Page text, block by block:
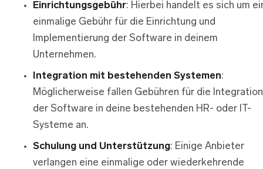
Einrichtungsgebühr: Hierbei handelt es sich um
einmalige Gebühr für die Einrichtung und
Implementierung der Software in deinem
Unternehmen.
Integration mit bestehenden Systemen:
Möglicherweise fallen Gebühren für die Integration
der Software in deine bestehenden HR- oder IT-
Systeme an.
Schulung und Unterstützung: Einige Anbieter
verlangen eine einmalige oder wiederkehrende